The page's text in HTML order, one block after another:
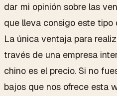
dar mi opinión sobre las
que lleva consigo este tipo
La única ventaja para
través de una empresa
chino es el precio. Si no
bajos que nos ofrece esta